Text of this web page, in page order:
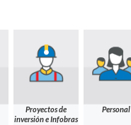
Proyectos de
inversión e Infobras
Personal